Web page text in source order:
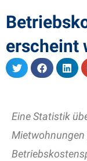
erscheint
Eine Statistik